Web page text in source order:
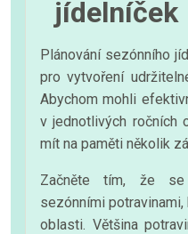
jídelníček
Plánování sezónního
pro vytvoření
Abychom mohli
v jednotlivých ročních
mít na paměti několik
Začněte tím, že
sezónními
oblasti. Většina